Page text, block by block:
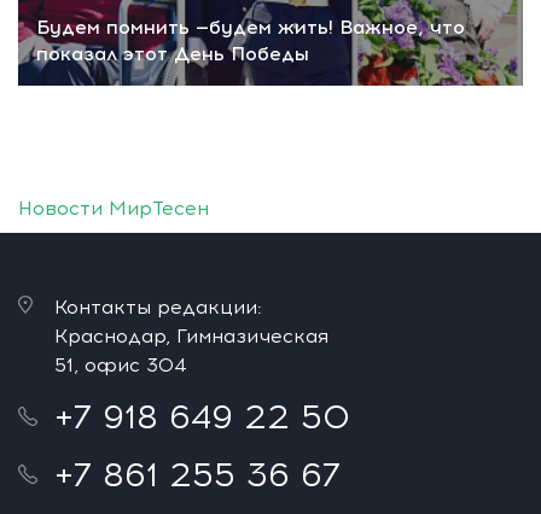
Будем помнить —будем жить! Важное, что
показал этот День Победы
Новости МирТесен
Контакты редакции:
Краснодар, Гимназическая
51, офис 304
+7 918 649 22 50
+7 861 255 36 67